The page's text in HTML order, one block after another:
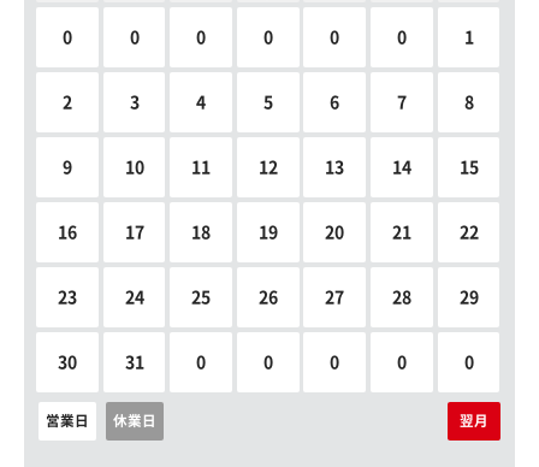
0 0 0 0 0 0 1
2 3 4 5 6 7 8
9 10 11 12 13 14 15
16 17 18 19 20 21 22
23 24 25 26 27 28 29
30 31 0 0 0 0 0
営業日 休業日 翌月